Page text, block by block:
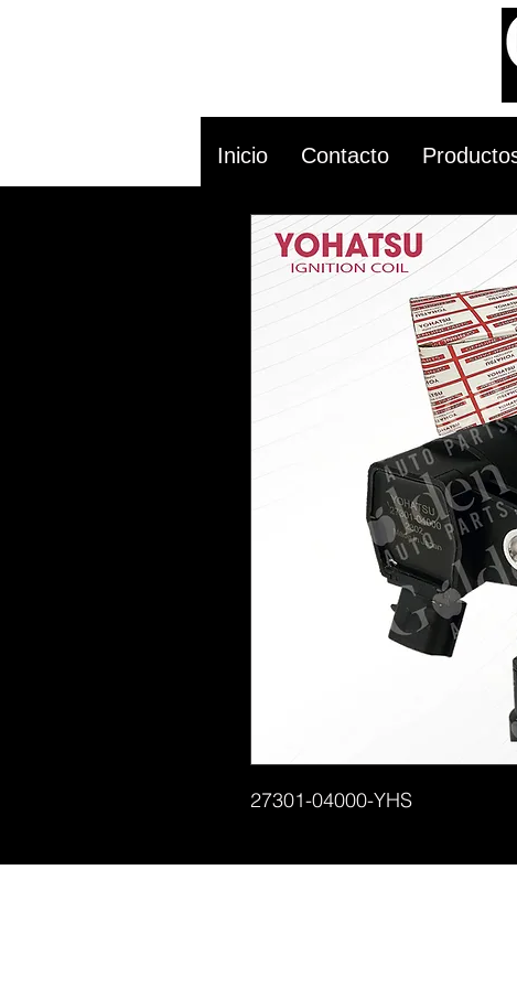
Inicio Contacto
27301-04000-YHS